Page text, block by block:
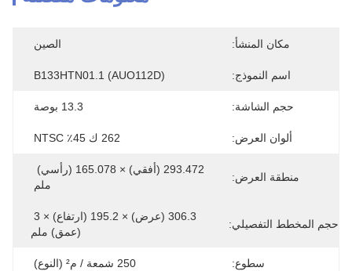
مكان المنشأ: الصين
اسم النموذج: B133HTN01.1 (AUO112D)
حجم الشاشة: 13.3 بوصة
ألوان العرض: 262 ك 45٪ NTSC
منطقة العرض:
ملم
حجم المخطط التفصيلي:
(عمق) ملم
سطوع: 250 شمعة / م² (النوع)